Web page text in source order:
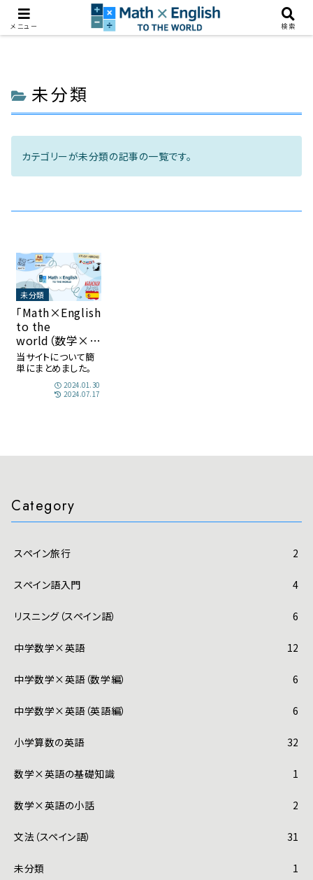
未分類
未分類
カテゴリーが未分類の記事の一覧です。
未分類
「Math×English
to the
world（数学×英
語で海外へ）」と
は？
当サイトについて簡
単にまとめました。
2024.01.30
2024.07.17
Category
スペイン旅行 2
スペイン語入門 4
リスニング（スペイン語） 6
中学数学×英語 12
中学数学×英語（数学編） 6
中学数学×英語（英語編） 6
小学算数の英語 32
数学×英語の基礎知識 1
数学×英語の小話 2
文法（スペイン語） 31
未分類 1
メニュー 検索